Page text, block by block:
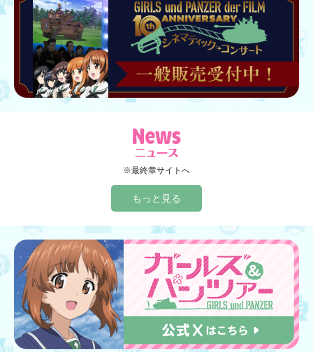
※最終章サイトへ
もっと見る